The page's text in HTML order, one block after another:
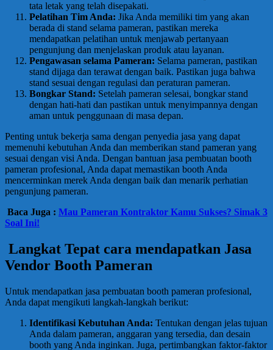
tata letak yang telah disepakati.
Pelatihan Tim Anda: Jika Anda memiliki tim yang akan
berada di stand selama pameran, pastikan mereka
mendapatkan pelatihan untuk menjawab pertanyaan
pengunjung dan menjelaskan produk atau layanan.
Pengawasan selama Pameran: Selama pameran, pastikan
stand dijaga dan terawat dengan baik. Pastikan juga bahwa
stand sesuai dengan regulasi dan peraturan pameran.
Bongkar Stand: Setelah pameran selesai, bongkar stand
dengan hati-hati dan pastikan untuk menyimpannya dengan
aman untuk penggunaan di masa depan.
Penting untuk bekerja sama dengan penyedia jasa yang dapat
memenuhi kebutuhan Anda dan memberikan stand pameran yang
sesuai dengan visi Anda. Dengan bantuan jasa pembuatan booth
pameran profesional, Anda dapat memastikan booth Anda
mencerminkan merek Anda dengan baik dan menarik perhatian
pengunjung pameran.
Baca Juga : Mau Pameran Kontraktor Kamu Sukses? Simak 3
Soal Ini!
Langkat Tepat cara mendapatkan Jasa
Vendor Booth Pameran
Untuk mendapatkan jasa pembuatan booth pameran profesional,
Anda dapat mengikuti langkah-langkah berikut:
Identifikasi Kebutuhan Anda: Tentukan dengan jelas tujuan
Anda dalam pameran, anggaran yang tersedia, dan desain
booth yang Anda inginkan. Juga, pertimbangkan faktor-faktor